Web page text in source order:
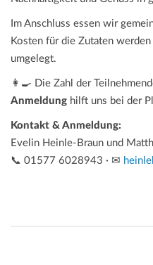
Im Anschluss essen wir
Kosten für die Zutaten
umgelegt.
👩‍🍳 Die Zahl der
Anmeldung hilft uns bei der
Kontakt & Anmeldung:
Evelin Heinle-Braun und
📞 01577 6028943 · ✉